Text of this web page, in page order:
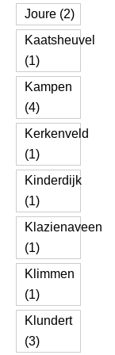
Joure (2)
Kaatsheuvel
(1)
Kampen
(4)
Kerkenveld
(1)
Kinderdijk
(1)
Klazienaveen
(1)
Klimmen
(1)
Klundert
(3)